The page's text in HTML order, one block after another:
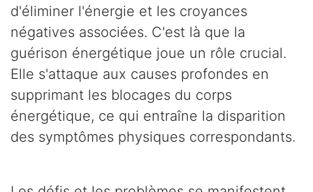
d'éliminer l'énergie et les croyances
négatives associées. C'est là que la
guérison énergétique joue un rôle crucial.
Elle s'attaque aux causes profondes en
supprimant les blocages du corps
énergétique, ce qui entraîne la disparition
des symptômes physiques correspondants.